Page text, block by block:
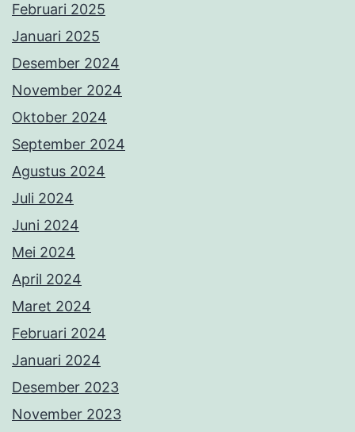
Februari 2025
Januari 2025
Desember 2024
November 2024
Oktober 2024
September 2024
Agustus 2024
Juli 2024
Juni 2024
Mei 2024
April 2024
Maret 2024
Februari 2024
Januari 2024
Desember 2023
November 2023